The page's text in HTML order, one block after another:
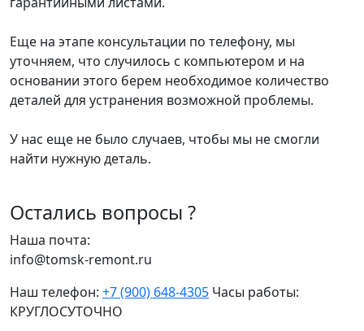
Еще на этапе консультации по телефону, мы
уточняем, что случилось с компьютером и на
основании этого берем необходимое количество
деталей для устранения возможной проблемы.
У нас еще не было случаев, чтобы мы не смогли
найти нужную деталь.
Остались вопросы ?
Наша почта:
info@tomsk-remont.ru
Наш телефон: +7 (900) 648-4305 Часы работы:
КРУГЛОСУТОЧНО